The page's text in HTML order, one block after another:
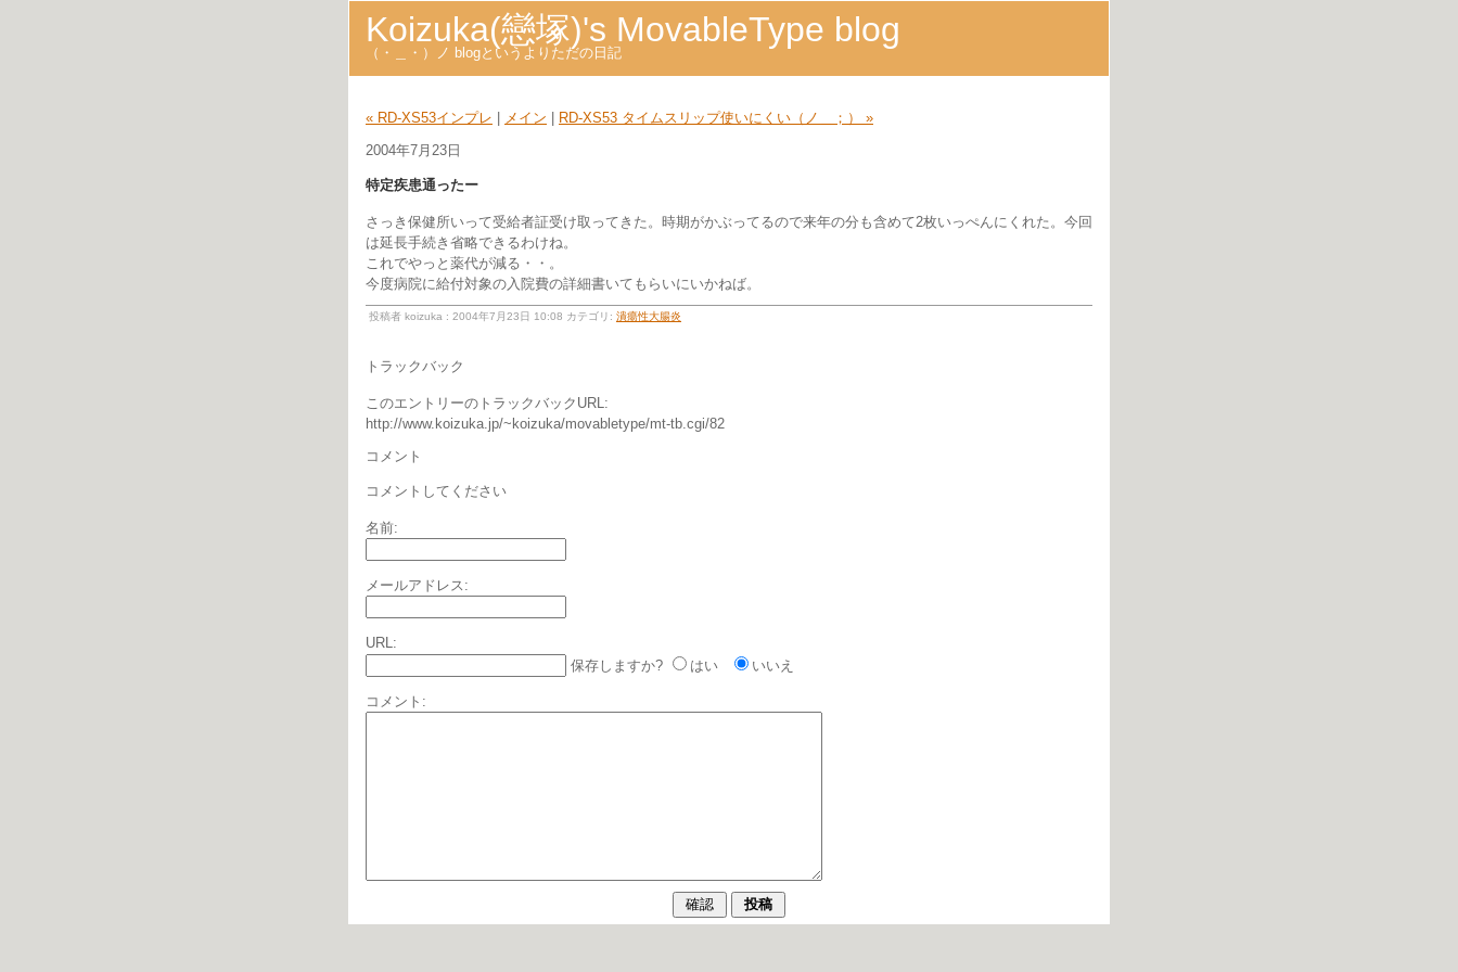
Koizuka(戀塚)'s MovableType blog
（・＿・）ノ blogというよりただの日記
« RD-XS53インプレ メイン
RD-XS53 タイムスリップ使いにくい（ノ＿；） »
2004年7月23日
特定疾患通ったー
さっき保健所いって受給者証受け取ってきた。時期がかぶってるので来年の分も含めて2枚いっぺんにくれた。今回
は延長手続き省略できるわけね。
これでやっと薬代が減る・・。
今度病院に給付対象の入院費の詳細書いてもらいにいかねば。
投稿者 koizuka : 2004年7月23日 10:08 カテゴリ: 潰瘍性大腸炎
トラックバック
このエントリーのトラックバックURL:
http://www.koizuka.jp/~koizuka/movabletype/mt-tb.cgi/82
コメント
コメントしてください
名前:
メールアドレス:
URL:
保存しますか?
はい いいえ
コメント: